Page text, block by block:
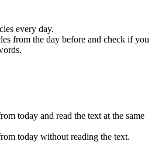
every day.
from the day before and check if you
today and read the text at the same
today without reading the text.